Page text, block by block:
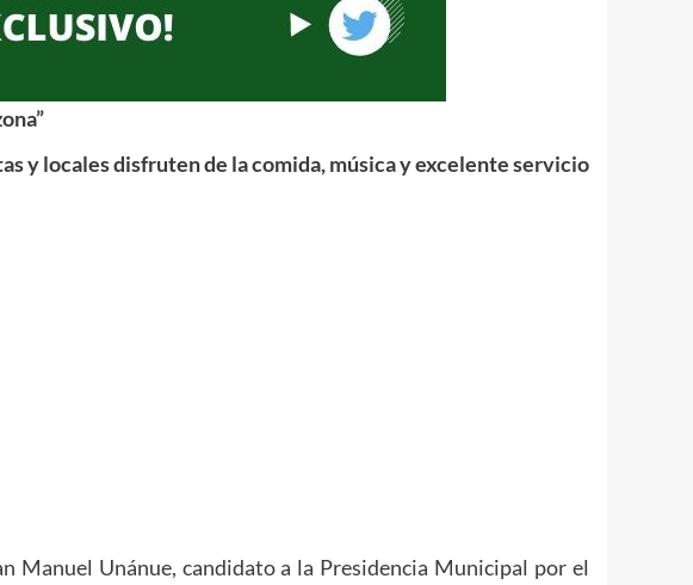
y locales disfruten de la comida, música y excelente servicio
Manuel Unánue, candidato a la Presidencia Municipal por el